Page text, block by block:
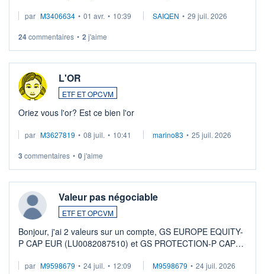
par M3406634 • 01 avr. • 10:39 SAIQEN • 29 juil. 2026
24commentaires • 2 j'aime
L'OR
ETF ET OPCVM
Oriez vous l'or? Est ce bien l'or
par M3627819 • 08 juil. • 10:41 marino83 • 25 juil. 2026
3 commentaires • 0j'aime
Valeur pas négociable
ETF ET OPCVM
Bonjour, j'ai 2 valeurs sur un compte, GS EUROPE EQUITY-
P CAP EUR (LU0082087510) et GS PROTECTION-P CAP
veux procéder à la vente, on me signale ...
par M9598679 • 24 juil. • 12:09 M9598679 • 24 juil. 2026